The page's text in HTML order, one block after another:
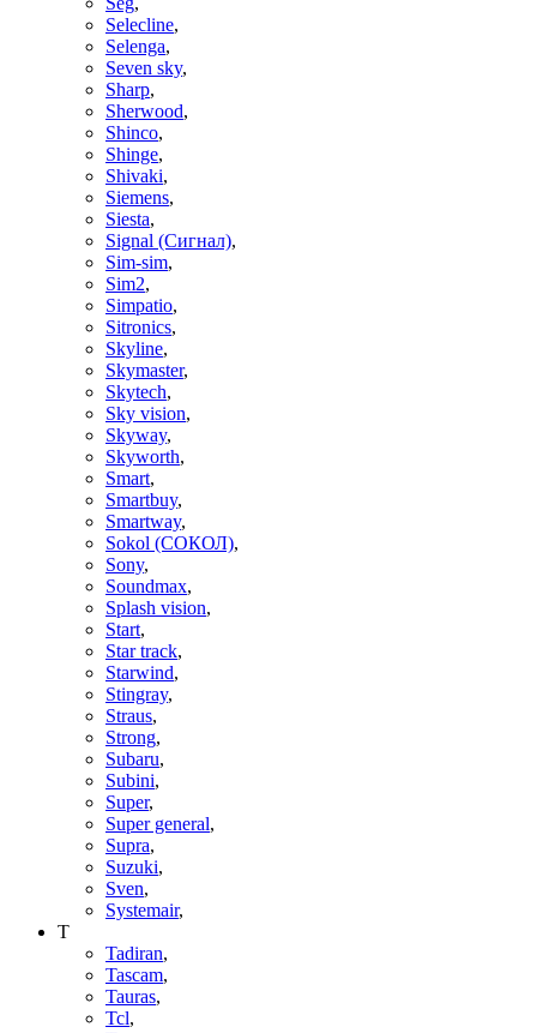
Selecline,
Selenga,
Seven sky,
Sharp,
Sherwood,
Shinco,
Shinge,
Shivaki,
Siemens,
Siesta,
Signal (Сигнал),
Sim-sim,
Sim2,
Simpatio,
Sitronics,
Skyline,
Skymaster,
Skytech,
Sky vision,
Skyway,
Skyworth,
Smart,
Smartbuy,
Smartway,
Sokol (СОКОЛ),
Sony,
Soundmax,
Splash vision,
Start,
Star track,
Starwind,
Stingray,
Straus,
Strong,
Subaru,
Subini,
Super,
Super general,
Supra,
Suzuki,
Sven,
Systemair,
T
Tadiran,
Tascam,
Tauras,
Tcl,